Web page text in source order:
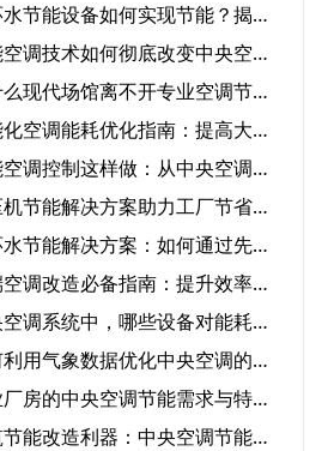
循环水节能设备如何实现节能？揭秘核心技术与应用领域‌
智能空调技术如何彻底改变中央空调气流优化管理？‌
为什么现代场馆离不开专业空调节能服务？
智能化空调能耗优化指南：提高大型中央空调运行效率的必知方法‌
节能空调控制这样做：从中央空调全系统改造到智能能耗管理
空压机节能解决方案助力工厂节省能源成本‌
循环水节能解决方案：如何通过先进设备节省能源成本？‌
末端空调改造必备指南：提升效率、节能环保一步到位‌
中央空调系统中，哪些设备对能耗影响最大？‌
如何利用气象数据优化中央空调的节能运行控制‌
工业厂房的中央空调节能需求与特殊解决方案‌
建筑节能改造利器：中央空调节能改造与自控系统的完美结合‌